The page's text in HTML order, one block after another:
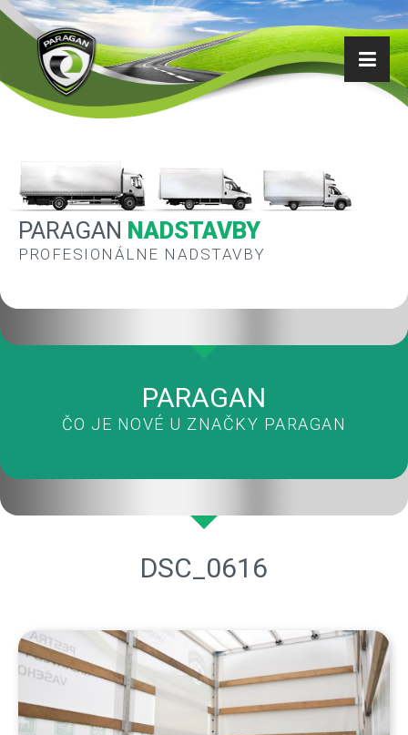
PARAGAN NADSTAVBY
PROFESIONÁLNE NADSTAVBY
PARAGAN
ČO JE NOVÉ U ZNAČKY PARAGAN
DSC_0616